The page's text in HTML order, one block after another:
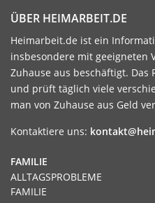
ÜBER HEIMARBEIT.DE
Heimarbeit.de ist ein
insbesondere mit geeigneten
Zuhause aus beschäftigt.
und prüft täglich viele
man von Zuhause aus Geld
Kontaktiere uns:
FAMILIE
ALLTAGSPROBLEME
FAMILIE